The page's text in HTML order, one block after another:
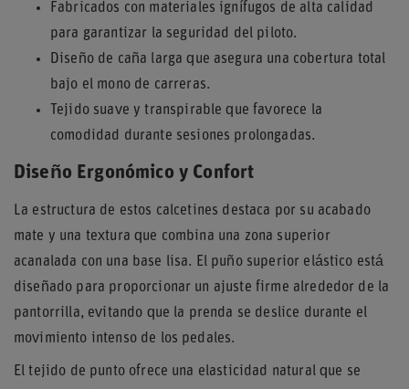
Fabricados con materiales ignífugos de alta calidad
para garantizar la seguridad del piloto.
Diseño de caña larga que asegura una cobertura total
bajo el mono de carreras.
Tejido suave y transpirable que favorece la
comodidad durante sesiones prolongadas.
Diseño Ergonómico y Confort
La estructura de estos calcetines destaca por su acabado
mate y una textura que combina una zona superior
acanalada con una base lisa. El puño superior elástico está
diseñado para proporcionar un ajuste firme alrededor de la
pantorrilla, evitando que la prenda se deslice durante el
movimiento intenso de los pedales.
El tejido de punto ofrece una elasticidad natural que se